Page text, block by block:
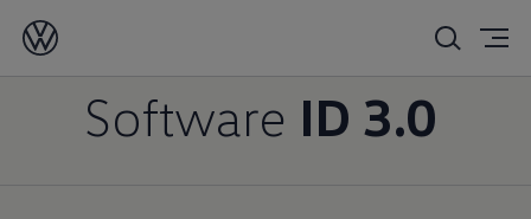
Software ID 3.0